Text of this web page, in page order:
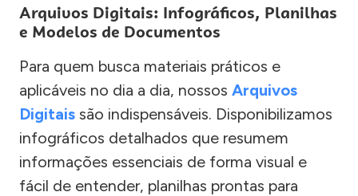
Arquivos Digitais: Infográficos, Planilhas
e Modelos de Documentos
Para quem busca materiais práticos e
aplicáveis no dia a dia, nossos Arquivos
Digitais são indispensáveis. Disponibilizamos
infográficos detalhados que resumem
informações essenciais de forma visual e
fácil de entender, planilhas prontas para